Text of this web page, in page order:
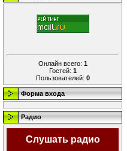
Онлайн всего: 1
Гостей: 1
Пользователей: 0
Форма входа
Радио
Слушать радио